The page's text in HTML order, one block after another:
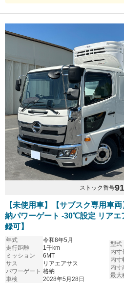
ストック番号
【未使用車】【サブスク専用車
納パワーゲート -30℃設定 リアエ
録可】
年式
令和8年5月
走行距離
1千km
ミッション
6MT
サス
リアエアサス
パワーゲート 格納
車検
2028年5月28日
型式
内寸
内寸
内寸
最大